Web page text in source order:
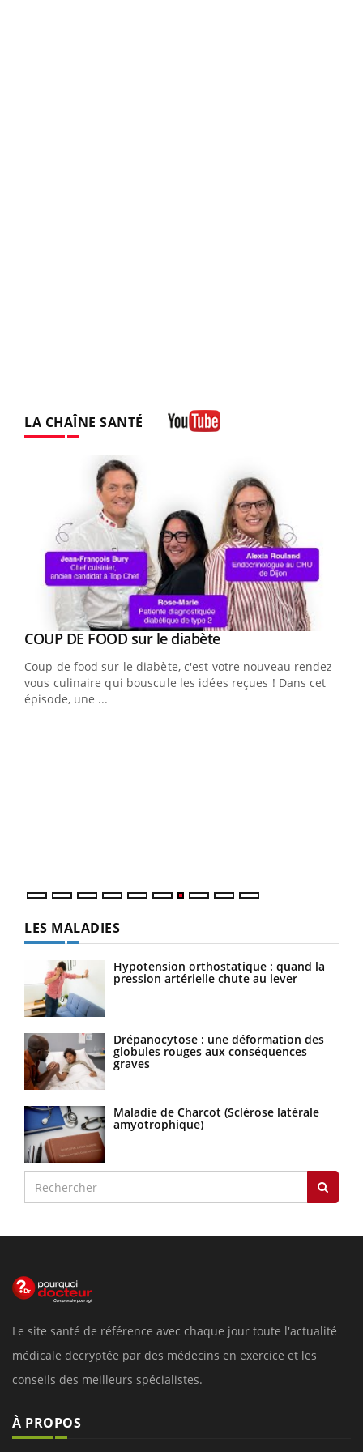
LA CHAÎNE SANTÉ
Youtube
COUP DE FOOD sur le diabèteYoutube
Coup de food sur le diabète, c'est votre nouveau rendez-
vous culinaire qui bouscule les idées reçues ! Dans cet
épisode, une ...
LES MALADIES
Hypotension orthostatique : quand la
pression artérielle chute au lever
Drépanocytose : une déformation des
globules rouges aux conséquences
graves
Maladie de Charcot (Sclérose latérale
amyotrophique)
Le site santé de référence avec chaque jour toute l'actualité
médicale decryptée par des médecins en exercice et les
conseils des meilleurs spécialistes.
À PROPOS